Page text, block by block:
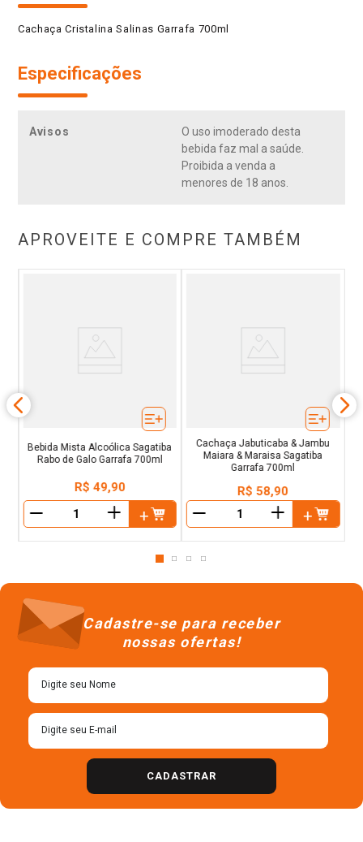
Cachaça Cristalina Salinas Garrafa 700ml
Especificações
Avisos
O uso imoderado desta
bebida faz mal a saúde.
Proibida a venda a
menores de 18 anos.
APROVEITE E COMPRE TAMBÉM
Bebida Mista Alcoólica Sagatiba
Rabo de Galo Garrafa 700ml
R$ 49,90
＋
Cachaça Jabuticaba & Jambu
Maiara & Maraisa Sagatiba
Garrafa 700ml
R$ 58,90
＋
Cadastre-se para receber
nossas ofertas!
CADASTRAR